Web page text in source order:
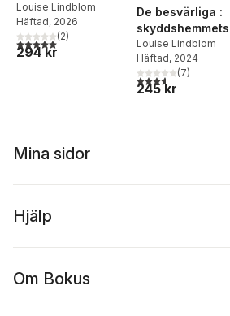
och trädgård
Louise Lindblom
Häftad, 2026
5,0utav 5 stjärnor. Totalt antal röster:
(2)
294 kr
De besvärliga :
skyddshemmets
vanartiga flickor
Louise Lindblom
Häftad, 2024
3,6utav 5 stjärnor.
(7)
245 kr
Mina sidor
Hjälp
Om Bokus